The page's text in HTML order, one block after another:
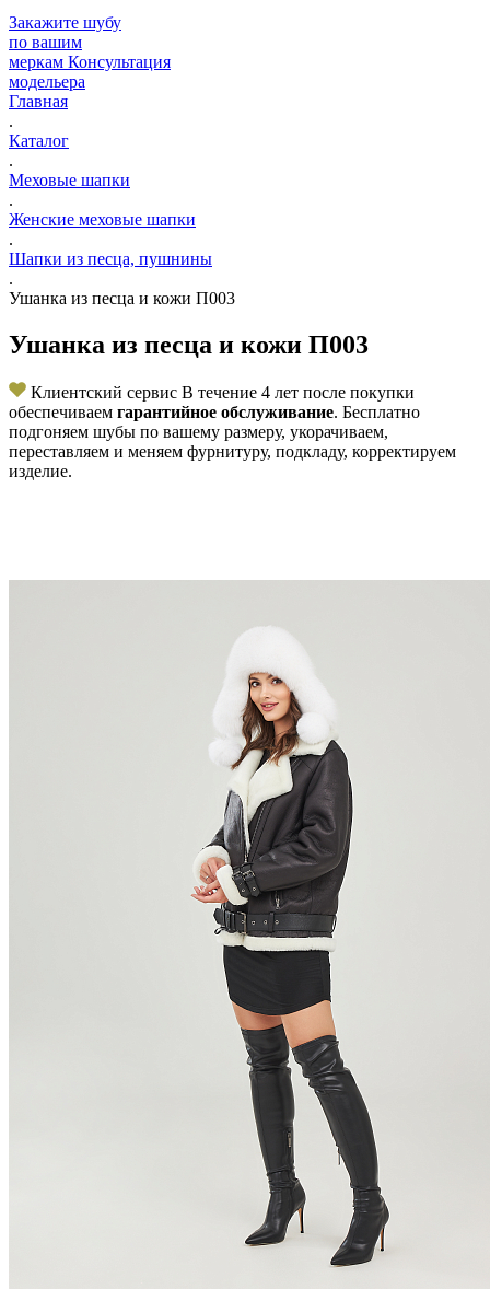
Закажите шубу
по вашим
меркам Консультация
модельера
Главная
.
Каталог
.
Меховые шапки
.
Женские меховые шапки
.
Шапки из песца, пушнины
.
Ушанка из песца и кожи П003
Ушанка из песца и кожи П003
Клиентский сервис В течение 4 лет после покупки
обеспечиваем гарантийное обслуживание. Бесплатно
подгоняем шубы по вашему размеру, укорачиваем,
переставляем и меняем фурнитуру, подкладу, корректируем
изделие.